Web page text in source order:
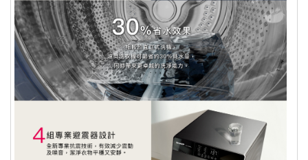
ATM轉帳：退貨之商品經由廠商驗退，可購樂核
算退款，約需三週的對帳流程。退款會先扣除轉帳
手續費 15元，並於三週後的每月10號或25號退款
至您的帳戶。
信用卡退款：退貨之商品經由廠商驗退，可購樂核
算後，將直接刷退至您當初使用來付款的信用卡帳
戶中，且將於您的下一期信用卡帳單中顯示 (平均